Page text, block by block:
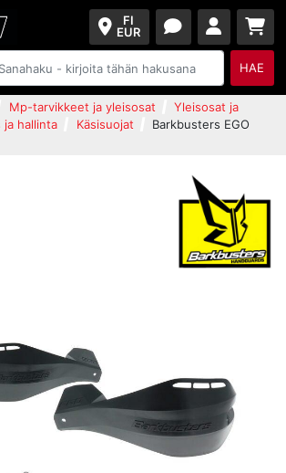
FI
EUR
HAE
Mp-tarvikkeet ja yleisosat
Yleisosat ja
ja hallinta Käsisuojat
Barkbusters EGO